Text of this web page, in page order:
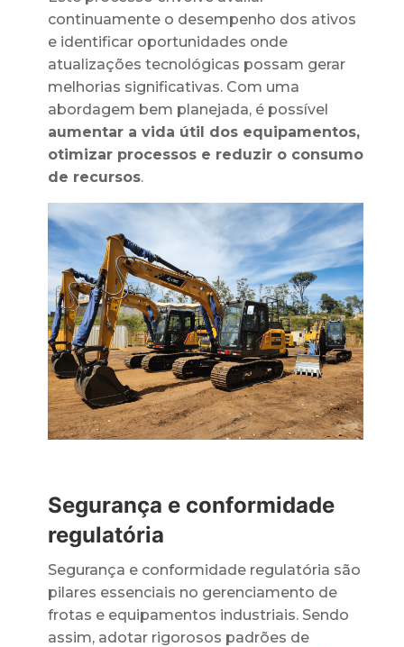
continuamente o desempenho dos ativos
e identificar oportunidades onde
atualizações tecnológicas possam gerar
melhorias significativas. Com uma
abordagem bem planejada, é possível
aumentar a vida útil dos equipamentos,
otimizar processos e reduzir o consumo
de recursos.
Segurança e conformidade
regulatória
Segurança e conformidade regulatória são
pilares essenciais no gerenciamento de
frotas e equipamentos industriais. Sendo
assim, adotar rigorosos padrões de